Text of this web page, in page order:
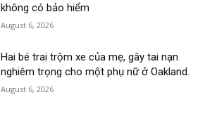
không có bảo hiểm
August 6, 2026
Hai bé trai trộm xe của mẹ, gây tai nạn
nghiêm trọng cho một phụ nữ ở Oakland.
August 6, 2026